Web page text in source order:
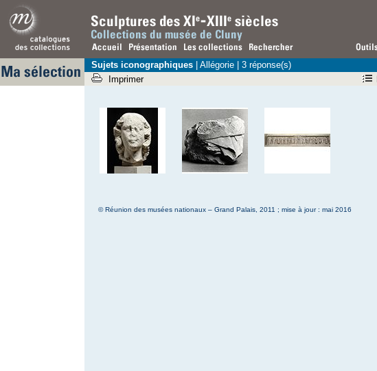
Sujets iconographiques | Allégorie | 3 réponse(s)
Imprimer
© Réunion des musées nationaux – Grand Palais, 2011 ; mise à jour : mai 2016